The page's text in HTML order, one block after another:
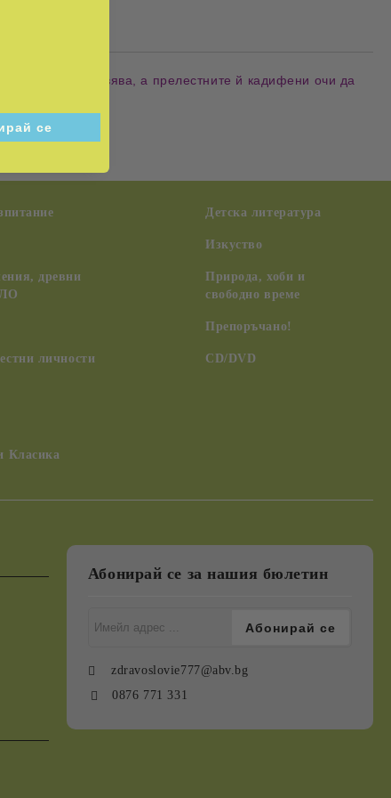
да се развява, а прелестните й кадифени очи да
древни
личности
Класика
Детска литература
Изкуство
Природа, хоби и
свободно време
Препоръчано!
CD/DVD
Абонирай се за нашия бюлетин
zdravoslovie777@abv.bg
0876 771 331